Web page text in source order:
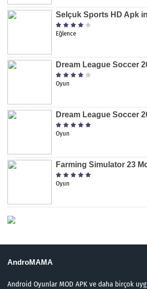
Eğlence
Oyun
Oyun
Oyun
AndroMAMA
Android Oyunlar MOD APK ve daha birçok